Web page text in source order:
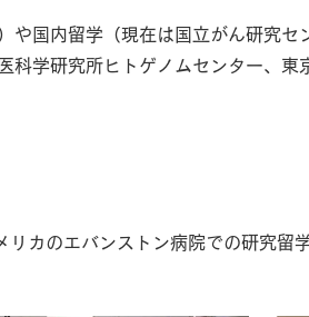
や国内留学（現在は国立がん研究
科学研究所ヒトゲノムセンター、東
リカのエバンストン病院での研究